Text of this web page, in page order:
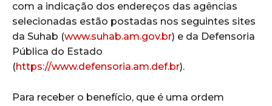
com a indicação dos endereços das agências
selecionadas estão postadas nos seguintes sites
da Suhab (www.suhab.am.gov.br) e da Defensoria
Pública do Estado
(https://www.defensoria.am.def.br).
Para receber o benefício, que é uma ordem